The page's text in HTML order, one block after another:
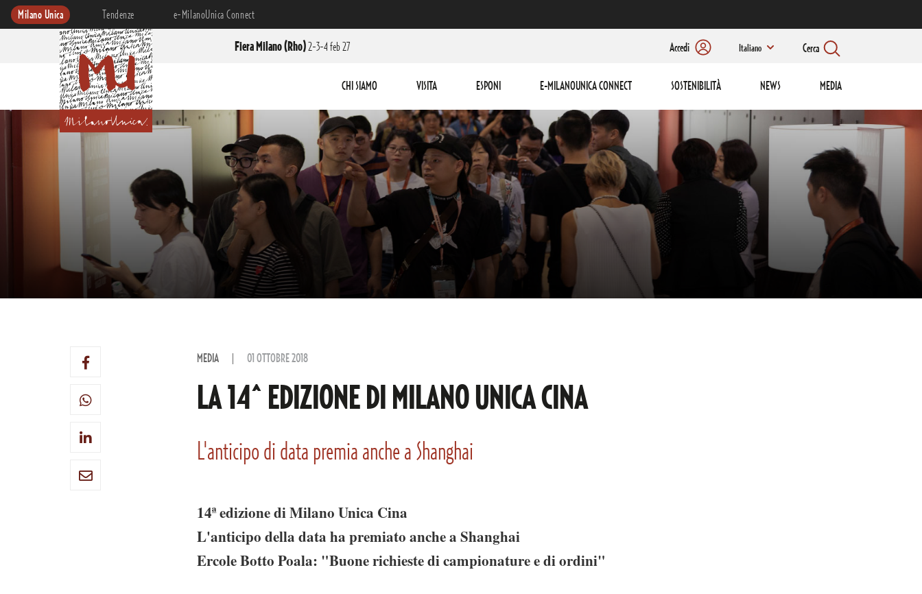
Milano Unica Tendenze e-MilanoUnica Connect
Fiera Milano (Rho) 2-3-4 feb 27 Accedi Italiano Cerca
CHI SIAMO VISITA ESPONI E-MILANOUNICA CONNECT SOSTENIBILITÀ NEWS MEDIA
MEDIA 01 OTTOBRE 2018
LA 14^ EDIZIONE DI MILANO UNICA CINA
L'anticipo di data premia anche a Shanghai
14ª edizione di Milano Unica Cina
L'anticipo della data ha premiato anche a Shanghai
Ercole Botto Poala: "Buone richieste di campionature e di ordini"